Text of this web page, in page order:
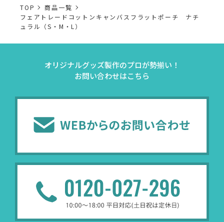
TOP
商品一覧
フェアトレードコットンキャンバスフラットポーチ ナチ
ュラル（S・M・L）
オリジナルグッズ製作のプロが勢揃い！
お問い合わせはこちら